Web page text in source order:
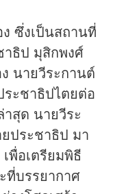
ซึ่งเป็นสถานที่
ธิป มุสิกพงศ์
นายวีระกานต์
ะชาธิปไตยต่อ
สุด นายวีระ
ประชาธิป มา
พื่อเตรียมพิธี
ที่บรรยากาศ